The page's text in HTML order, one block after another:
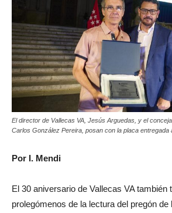
El director de Vallecas VA, Jesús Arguedas, y el
Carlos González Pereira, posan con la placa entregada
Por I. Mendi
El 30 aniversario de Vallecas VA también
prolegómenos de la lectura del pregón